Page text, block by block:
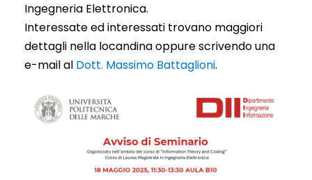
Ingegneria Elettronica.
Interessate ed interessati trovano maggiori
dettagli nella locandina oppure scrivendo una
e-mail al Dott. Massimo Battaglioni.